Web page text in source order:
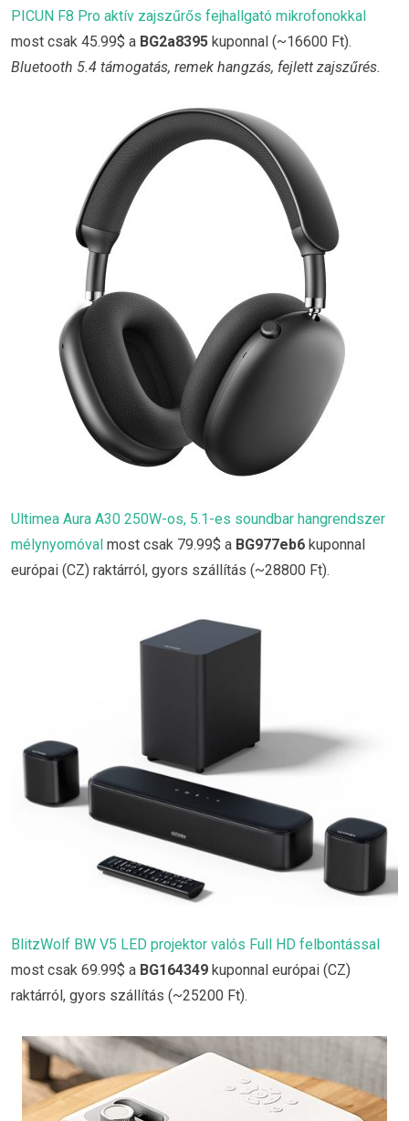
PICUN F8 Pro aktív zajszűrős fejhallgató mikrofonokkal
most csak 45.99$ a BG2a8395 kuponnal (~16600 Ft).
Bluetooth 5.4 támogatás, remek hangzás, fejlett zajszűrés.
Ultimea Aura A30 250W-os, 5.1-es soundbar hangrendszer
mélynyomóval most csak 79.99$ a BG977eb6 kuponnal
európai (CZ) raktárról, gyors szállítás (~28800 Ft).
BlitzWolf BW V5 LED projektor valós Full HD felbontással
most csak 69.99$ a BG164349 kuponnal európai (CZ)
raktárról, gyors szállítás (~25200 Ft).